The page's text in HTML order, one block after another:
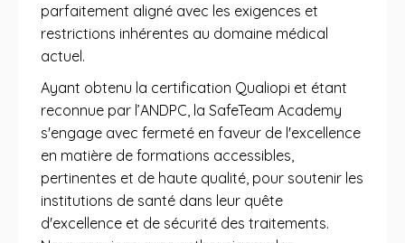
parfaitement aligné avec les exigences et
restrictions inhérentes au domaine médical
actuel.
Ayant obtenu la certification Qualiopi et étant
reconnue par l’ANDPC, la SafeTeam Academy
s'engage avec fermeté en faveur de l'excellence
en matière de formations accessibles,
pertinentes et de haute qualité, pour soutenir les
institutions de santé dans leur quête
d'excellence et de sécurité des traitements.